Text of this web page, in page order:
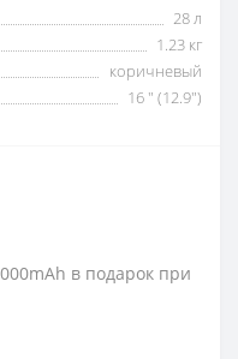
28 л
1.23 кг
коричневый
16 " (12.9")
в подарок при